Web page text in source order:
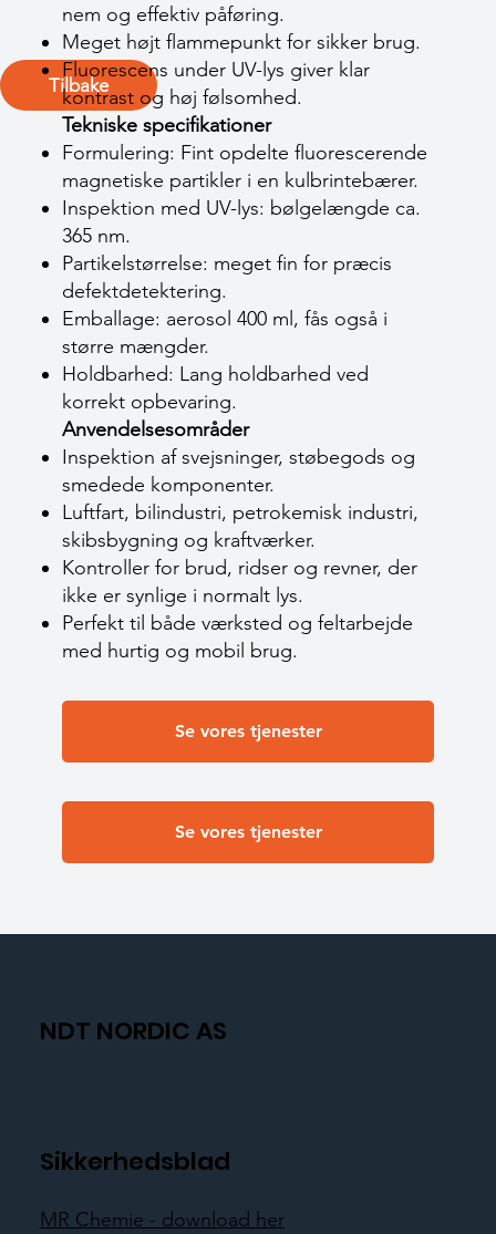
Tilbake
nem og effektiv påføring.
Meget højt flammepunkt for sikker brug.
Fluorescens under UV-lys giver klar
kontrast og høj følsomhed.
Tekniske specifikationer
Formulering: Fint opdelte fluorescerende
magnetiske partikler i en kulbrintebærer.
Inspektion med UV-lys: bølgelængde ca.
365 nm.
Partikelstørrelse: meget fin for præcis
defektdetektering.
Emballage: aerosol 400 ml, fås også i
større mængder.
Holdbarhed: Lang holdbarhed ved
korrekt opbevaring.
Anvendelsesområder
Inspektion af svejsninger, støbegods og
smedede komponenter.
Luftfart, bilindustri, petrokemisk industri,
skibsbygning og kraftværker.
Kontroller for brud, ridser og revner, der
ikke er synlige i normalt lys.
Perfekt til både værksted og feltarbejde
med hurtig og mobil brug.
Se vores tjenester
Se vores tjenester
NDT NORDIC AS
Sikkerhedsblad
MR Chemie - download her